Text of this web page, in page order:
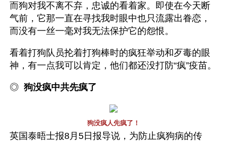
而狗对我不离不弃，忠诚的看着家。即使在今天断
气前，它那一直在寻找我时眼中也只流露出眷恋，
而没有一丝一毫对我无法保护它的怨恨。
看着打狗队员抡着打狗棒时的疯狂举动和歹毒的眼
神，有一点我可以肯定，他们都还没打防“疯”疫苗。
◎ 狗没疯中共先疯了
狗没疯人先疯了！
英国泰晤士报8月5日报导说，为防止疯狗病的传